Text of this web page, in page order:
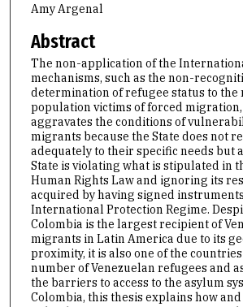
Amy Argenal
Abstract
The non-application of the
mechanisms, such as the non-
determination of refugee status to the
population victims of forced
aggravates the conditions of
migrants because the State does not
adequately to their specific needs but
State is violating what is stipulated in
Human Rights Law and ignoring its
acquired by having signed
International Protection Regime.
Colombia is the largest recipient of
migrants in Latin America due to its
proximity, it is also one of the
number of Venezuelan refugees and
the barriers to access to the asylum
Colombia, this thesis explains how